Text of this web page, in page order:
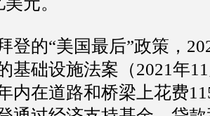
登的“美国最后”政策，
基础设施法案（2021年
内在道路和桥梁上花费